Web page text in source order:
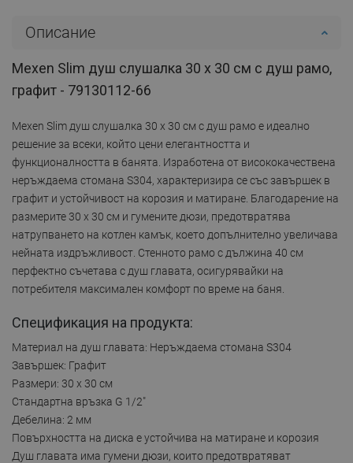
Описание
Mexen Slim душ слушалка 30 x 30 см с душ рамо,
графит - 79130112-66
Mexen Slim душ слушалка 30 x 30 см с душ рамо е идеално
решение за всеки, който цени елегантността и
функционалността в банята. Изработена от висококачествена
неръждаема стомана S304, характеризира се със завършек в
графит и устойчивост на корозия и матиране. Благодарение на
размерите 30 x 30 см и гумените дюзи, предотвратява
натрупването на котлен камък, което допълнително увеличава
нейната издръжливост. Стенното рамо с дължина 40 см
перфектно съчетава с душ главата, осигурявайки на
потребителя максимален комфорт по време на баня.
Спецификация на продукта:
Материал на душ главата: Неръждаема стомана S304
Завършек: Графит
Размери: 30 x 30 см
Стандартна връзка G 1/2"
Дебелина: 2 мм
Повърхността на диска е устойчива на матиране и корозия
Душ главата има гумени дюзи, които предотвратяват